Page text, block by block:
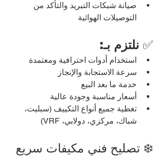
صيانة شبكات التبريد والتأكد من
التوصيلات الهوائية
✅ نلتزم بـ:
استخدام أدوات احترافية ومعتمدة
سرعة الاستجابة والإنجاز
خدمة ما بعد البيع
أسعار مناسبة وجودة عالية
تغطية جميع أنواع التكييف (سبليت،
شباك، مركزي، دولابي، VRF)
❄️ تصليح فني مكيفات سريع